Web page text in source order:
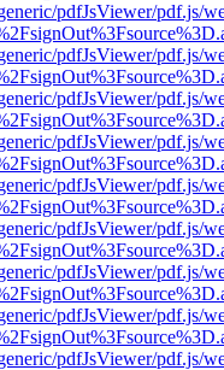
pdfJsViewer/pdf.js/
pdfJsViewer/pdf.js/
pdfJsViewer/pdf.js/
pdfJsViewer/pdf.js/
pdfJsViewer/pdf.js/
pdfJsViewer/pdf.js/
pdfJsViewer/pdf.js/
pdfJsViewer/pdf.js/
pdfJsViewer/pdf.js/